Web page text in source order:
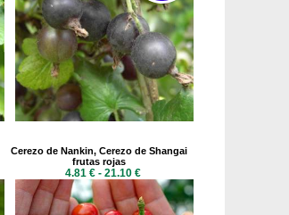
Cerezo de Nankin, Cerezo de Shangai
frutas rojas
4.81 € - 21.10 €